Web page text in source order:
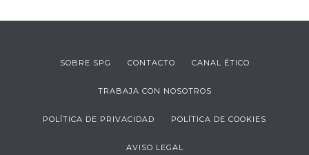
SOBRE SPG CONTACTO CANAL ÉTICO
TRABAJA CON NOSOTROS
POLÍTICA DE PRIVACIDAD POLÍTICA DE COOKIES
AVISO LEGAL